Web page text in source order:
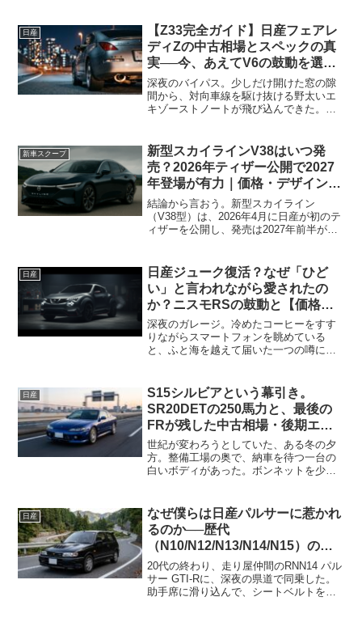
日産
【Z33完全ガイド】日産フェアレ
ディZの中古相場とスペックの真
実──今、あえてV6の鼓動を選ぶ
理由
深夜のバイパス。少しだけ開けた窓の隙
間から、対向車線を駆け抜ける野太いエ
キゾーストノートが飛び込んできた。一
を這うシルエットは、長年忘れていたは
ずの胸のざわつきを、い...
新車スクープ
新型スカイラインV38はいつ発
売？2026年ティザー公開で2027
年登場が有力｜価格・デザイン・
スペック最新情報
結論から言おう。新型スカイライン
（V38型）は、2026年4月に日産が初のテ
ィザーを公開し、発売は2027年前半が有
実”として動き出した。日産は2026年4
月...
日産
日産ジューク復活？なぜ「ひど
い」と言われながら愛されたの
か？ニスモRSの鼓動と【価格・
タイヤサイズ・バッテリー維持の
リアル】
深夜のガレージ。冷めたコーヒーをすす
りながらスマートフォンを眺めている
と、ふと海を越えて届いた一つの噂に目
した指が止まる。同時に、胸の奥底で燻
っていたかつてのエキゾース...
日産
S15シルビアという幕引き。
SR20DETの250馬力と、最後の
FRが残した中古相場・後期エア
ロ・維持費の真実
世紀が変わろうとしていた、ある冬の夕
方。整備工場の奥で、納車を待つ一台の
白いボディがあった。ボンネットを少し
が、僕が初めて間近で見たS15シルビア
だった。切れ長のヘッドラ...
日産
なぜ僕らは日産パルサーに惹かれ
るのか──歴代
（N10/N12/N13/N14/N15）の系
譜と、RNN14 GTI-R・エクサ
（KN13）・VZ-Rが灯した小型車
の灯
20代の終わり、走り屋仲間のRNN14 パル
サー GTI-Rに、深夜の県道で同乗した。
助手席に滑り込んで、シートベルトを引